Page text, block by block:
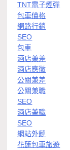
TNT電子煙彈
包車價格
網路行銷
SEO
包車
酒店兼差
酒店應徵
公關兼差
公關兼職
SEO
酒店兼職
SEO
網站外鏈
花蓮包車旅遊